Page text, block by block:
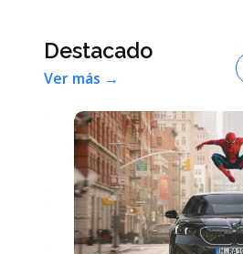
Destacado
Ver más →